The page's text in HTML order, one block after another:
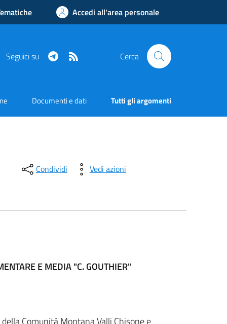
Accedi all'area personale
Seguici su Telegram Cerca
Documenti e dati Tutti gli argomenti
Condividi Vedi azioni
E MEDIA "C. GOUTHIER"
Comunità Montana Valli Chisone e